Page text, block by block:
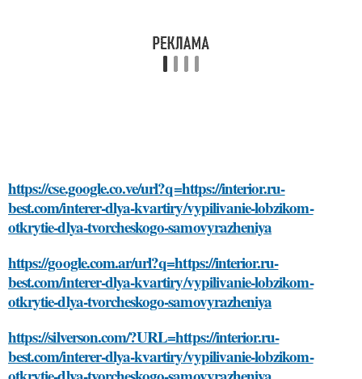
https://cse.google.co.ve/url?q=https://interior.ru-
best.com/interer-dlya-kvartiry/vypilivanie-lobzikom-
otkrytie-dlya-tvorcheskogo-samovyrazheniya
https://google.com.ar/url?q=https://interior.ru-
best.com/interer-dlya-kvartiry/vypilivanie-lobzikom-
otkrytie-dlya-tvorcheskogo-samovyrazheniya
https://silverson.com/?URL=https://interior.ru-
best.com/interer-dlya-kvartiry/vypilivanie-lobzikom-